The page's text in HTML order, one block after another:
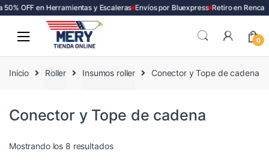
OFF en Herramientas y Escaleras Envíos por Bluexpress Retiro en Renca
0
Inicio Roller Insumos roller Conector y Tope de cadena
Conector y Tope de cadena
Mostrando los 8 resultadosOrdenado